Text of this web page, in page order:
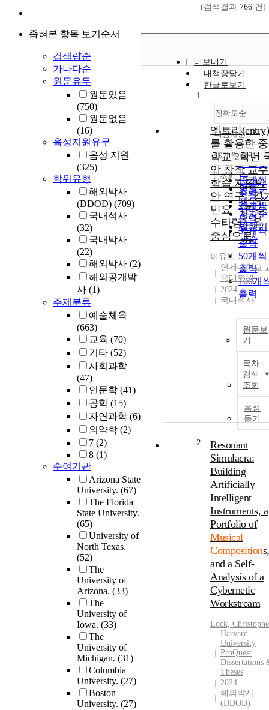
좁혀본 항목 보기순서
검색량순
가나다순
원문유무
원문있음
(750)
원문없음
(16)
음성지원유무
음성 지원
(325)
학위유형
해외박사
(DDOD) (709)
국내석사
(32)
국내박사
(22)
해외박사 (2)
해외공개박
사 (1)
주제분류
예술체육
(663)
교육 (70)
기타 (52)
사회과학
(47)
인문학 (41)
공학 (15)
자연과학 (6)
의약학 (2)
7 (2)
8 (1)
수여기관
Arizona State
University. (67)
The Florida
State University.
(65)
University of
North Texas.
(52)
The
University of
Arizona. (33)
The
University of
Iowa. (33)
The
University of
Michigan. (31)
Columbia
University. (27)
Boston
University. (27)
(검색결과 766 건)
내보내기
내책장담기
한글로보기
정확도순
정확도
순
인기도
순
연도순
제목순
저자순
발행기
관순
내림차순
내림차
10개씩 출력
10개씩
출력
20개씩
출력
30개씩
출력
50개씩
출력
100개
출력
조회
1
엔트리(entry)
를 활용한 중
학교 2학년
악 창작 교수
학습 지도방
안 연구 : 경
민요 《한강
수타령》을
중심으로
이유빈
연세대학교
육대학원
2024
국내석사
원문보
기
목차
검색
조회
음성
듣기
2
Resonant
Simulacra:
Building
Artificially
Intelligent
Instruments, a
Portfolio of
Musical
Compositions,
and a Self-
Analysis of a
Cybernetic
Workstream
Lock,
Harvard
University
ProQuest
Dissertations
Theses
2024
해외박사
(DDOD)